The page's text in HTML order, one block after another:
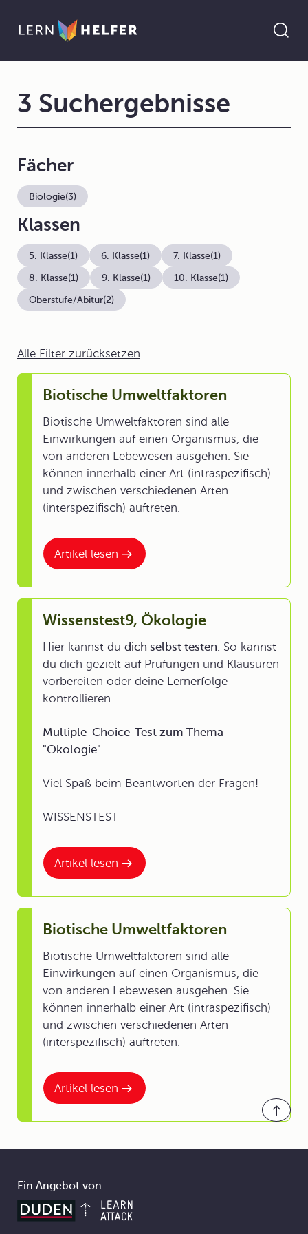
Alle Filter zurücksetzen
Artikel lesen
Biotische Umweltfaktoren
Biotische Umweltfaktoren sind alle
Einwirkungen auf einen Organismus, die
von anderen Lebewesen ausgehen. Sie
können innerhalb einer Art (intraspezifisch)
und zwischen verschiedenen Arten
(interspezifisch) auftreten.
Artikel lesen
Wissenstest9, Ökologie
Hier kannst du dich selbst testen. So kannst
du dich gezielt auf Prüfungen und Klausuren
vorbereiten oder deine Lernerfolge
kontrollieren.
Multiple-Choice-Test zum Thema
"Ökologie".
Viel Spaß beim Beantworten der Fragen!
WISSENSTEST
Artikel lesen
Biotische Umweltfaktoren
Biotische Umweltfaktoren sind alle
Einwirkungen auf einen Organismus, die
von anderen Lebewesen ausgehen. Sie
können innerhalb einer Art (intraspezifisch)
und zwischen verschiedenen Arten
(interspezifisch) auftreten.
3 Suchergebnisse
Fächer
Biologie(3)
Klassen
5. Klasse(1) 6. Klasse(1) 7. Klasse(1)
8. Klasse(1) 9. Klasse(1) 10. Klasse(1)
Oberstufe/Abitur(2)
Ein Angebot von